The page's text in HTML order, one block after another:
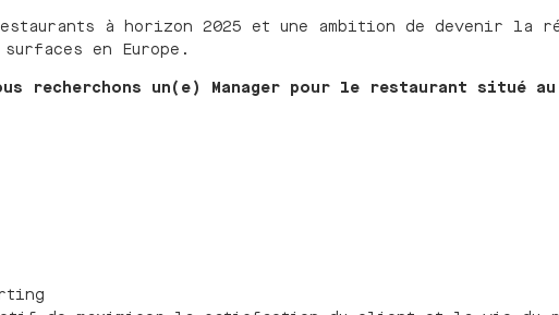
à horizon 2025 et une ambition de devenir la
en Europe.
recherchons un(e) Manager pour le restaurant situé